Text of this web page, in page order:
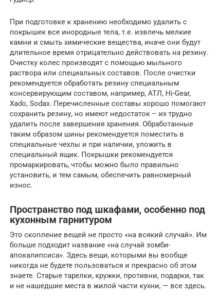
При подготовке к хранению необходимо удалить с
покрышек все инородные тела, т.е. извлечь мелкие
камни и смыть химические вещества, иначе они будут
длительное время отрицательно действовать на резину.
Очистку колес производят с помощью мыльного
раствора или специальных составов. После очистки
рекомендуется обработать резину специальным
консервирующим составом, например, АТЛ, Hi-Gear,
Xado, Sodax. Перечисленные составы хорошо помогают
сохранить резину, но имеют недостаток – их трудно
удалить после завершения хранения. Обработанные
таким образом шины рекомендуется поместить в
специальные чехлы и при наличии, уложить в
специальный ящик. Покрышки рекомендуется
промаркировать, чтобы можно было правильно
установить, и тем самым, обеспечить равномерный
износ.
Пространство под шкафами, особенно под
кухонным гарнитуром
Это скопление вещей не просто «на всякий случай». Им
больше подходит название «на случай зомби-
апокалипсиса». Здесь вещи, которыми вы вообще
никогда не будете пользоваться и прекрасно об этом
знаете. Старые тарелки, кружки, противни, подарки, так
и не нашедшие места в жилой части кухни, — все здесь.